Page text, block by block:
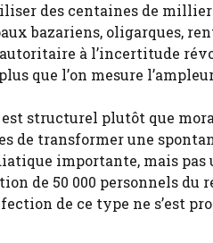
des centaines de
bazariens, oligarques,
à l’incertitude
que l’on mesure
est structurel plutôt que
de transformer une
importante, mais
de 50 000 personnels
de ce type ne s’est